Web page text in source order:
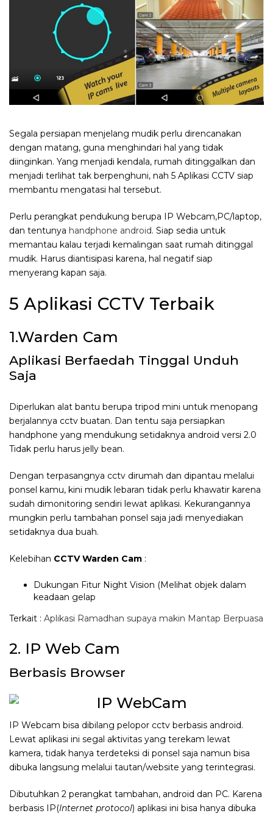
Segala persiapan menjelang mudik perlu direncanakan
dengan matang, guna menghindari hal yang tidak
diinginkan. Yang menjadi kendala, rumah ditinggalkan dan
menjadi terlihat tak berpenghuni, nah 5 Aplikasi CCTV siap
membantu mengatasi hal tersebut.
Perlu perangkat pendukung berupa IP Webcam,PC/laptop,
dan tentunya handphone android. Siap sedia untuk
memantau kalau terjadi kemalingan saat rumah ditinggal
mudik. Harus diantisipasi karena, hal negatif siap
menyerang kapan saja.
5 Aplikasi CCTV Terbaik
1.Warden Cam
Aplikasi Berfaedah Tinggal Unduh
Saja
Diperlukan alat bantu berupa tripod mini untuk menopang
berjalannya cctv buatan. Dan tentu saja persiapkan
handphone yang mendukung setidaknya android versi 2.0
Tidak perlu harus jelly bean.
Dengan terpasangnya cctv dirumah dan dipantau melalui
ponsel kamu, kini mudik lebaran tidak perlu khawatir karena
sudah dimonitoring sendiri lewat aplikasi. Kekurangannya
mungkin perlu tambahan ponsel saja jadi menyediakan
setidaknya dua buah.
Kelebihan CCTV Warden Cam :
Dukungan Fitur Night Vision (Melihat objek dalam
keadaan gelap
Terkait : Aplikasi Ramadhan supaya makin Mantap Berpuasa
2. IP Web Cam
Berbasis Browser
IP Webcam bisa dibilang pelopor cctv berbasis android.
Lewat aplikasi ini segal aktivitas yang terekam lewat
kamera, tidak hanya terdeteksi di ponsel saja namun bisa
dibuka langsung melalui tautan/website yang terintegrasi.
Dibutuhkan 2 perangkat tambahan, android dan PC. Karena
berbasis IP(Internet protocol) aplikasi ini bisa hanya dibuka